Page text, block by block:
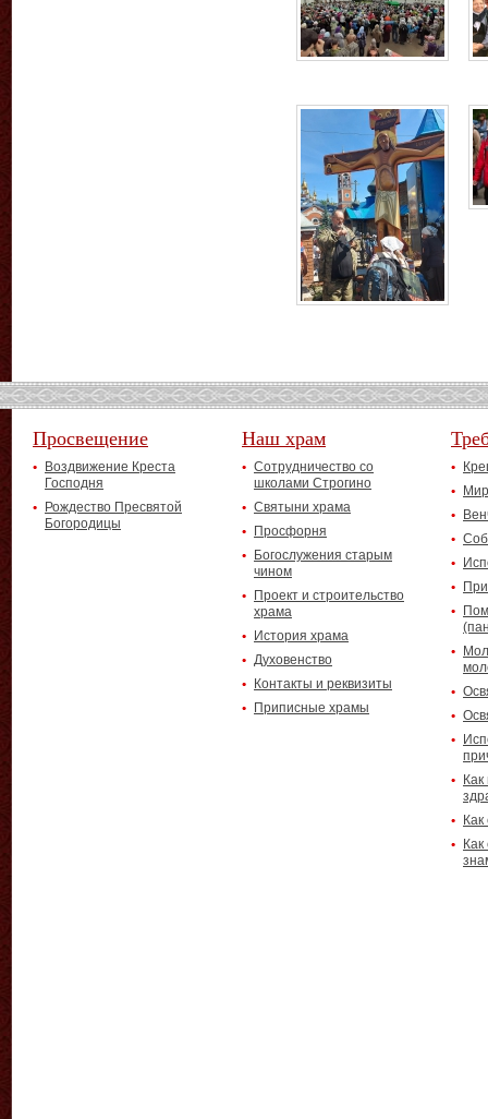
Просвещение
Воздвижение Креста
Господня
Рождество Пресвятой
Богородицы
Наш храм
Сотрудничество со
школами Строгино
Святыни храма
Просфорня
Богослужения старым
чином
Проект и строительство
храма
История храма
Духовенство
Контакты и реквизиты
Приписные храмы
Как